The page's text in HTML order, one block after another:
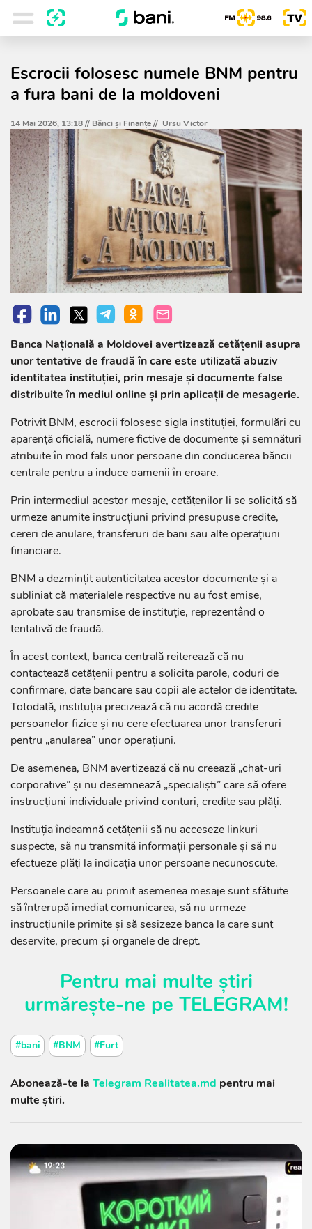
Escrocii folosesc numele BNM pentru
a fura bani de la moldoveni
14 Mai 2026, 13:18 // Bănci şi Finanţe// Ursu Victor
Banca Națională a Moldovei avertizează cetățenii asupra
unor tentative de fraudă în care este utilizată abuziv
identitatea instituției, prin mesaje și documente false
distribuite în mediul online și prin aplicații de mesagerie.
Potrivit BNM, escrocii folosesc sigla instituției, formulări cu
aparență oficială, numere fictive de documente și semnături
atribuite în mod fals unor persoane din conducerea băncii
centrale pentru a induce oamenii în eroare.
Prin intermediul acestor mesaje, cetățenilor li se solicită să
urmeze anumite instrucțiuni privind presupuse credite,
cereri de anulare, transferuri de bani sau alte operațiuni
financiare.
BNM a dezmințit autenticitatea acestor documente și a
subliniat că materialele respective nu au fost emise,
aprobate sau transmise de instituție, reprezentând o
tentativă de fraudă.
În acest context, banca centrală reiterează că nu
contactează cetățenii pentru a solicita parole, coduri de
confirmare, date bancare sau copii ale actelor de identitate.
Totodată, instituția precizează că nu acordă credite
persoanelor fizice și nu cere efectuarea unor transferuri
pentru „anularea” unor operațiuni.
De asemenea, BNM avertizează că nu creează „chat-uri
corporative” și nu desemnează „specialiști” care să ofere
instrucțiuni individuale privind conturi, credite sau plăți.
Instituția îndeamnă cetățenii să nu acceseze linkuri
suspecte, să nu transmită informații personale și să nu
efectueze plăți la indicația unor persoane necunoscute.
Persoanele care au primit asemenea mesaje sunt sfătuite
să întrerupă imediat comunicarea, să nu urmeze
instrucțiunile primite și să sesizeze banca la care sunt
deservite, precum și organele de drept.
Pentru mai multe știri
urmărește-ne pe TELEGRAM!
#bani #BNM #Furt
Abonează-te la Telegram Realitatea.md pentru mai
multe știri.